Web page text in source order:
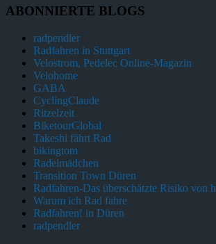
ABONNIERTE BLOGS
radpendler
Radfahren in Stuttgart
Velostrom, Pedelec Online-Magazin
Velohome
GABA
CyclingClaude
Ritzelzeit
BiketourGlobal
Takeshi fährt Rad
bikingtom
Radelmädchen
Transition Town Düren
Radfahren-Das überschätzte Risiko von
Warum ich Rad fahre
Radfahren! in Düren
radpendler